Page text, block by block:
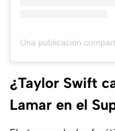
¿Taylor Swift
Lamar en el